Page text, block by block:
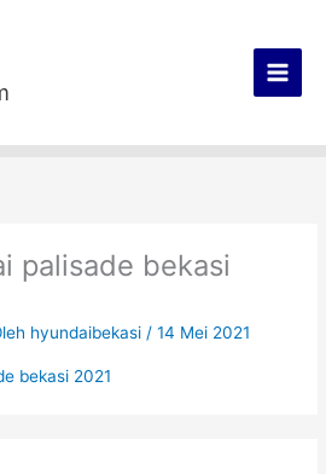
palisade bekasi
hyundaibekasi/14 Mei 2021